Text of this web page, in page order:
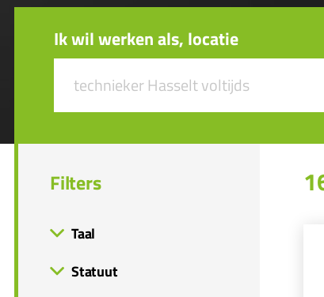
Ik wil werken als, locatie
Filters
Taal
Statuut